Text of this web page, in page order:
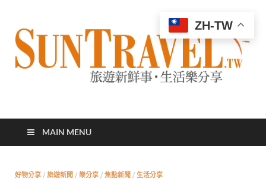
太陽網
MAIN MENU
好物分享 / 旅遊新聞 / 樂分享 / 焦點新聞 / 生活分享
ZH-TW